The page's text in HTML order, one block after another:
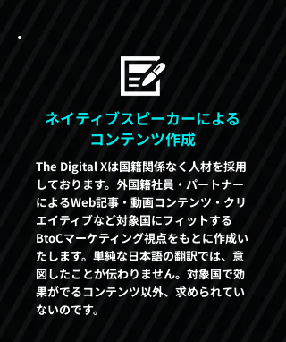
ネイティブスピーカーによる
コンテンツ作成
The Digital Xは国籍関係なく人材を採用
しております。外国籍社員・パートナー
によるWeb記事・動画コンテンツ・クリ
エイティブなど対象国にフィットする
BtoCマーケティング視点をもとに作成い
たします。単純な日本語の翻訳では、意
図したことが伝わりません。対象国で効
果がでるコンテンツ以外、求められてい
ないのです。